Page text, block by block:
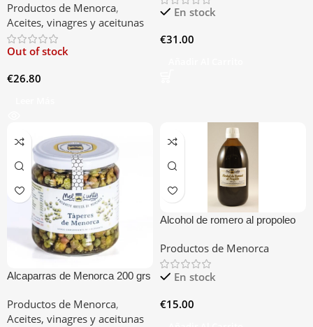
Productos de Menorca,
Aceites, vinagres y aceitunas
Out of stock
€26.80
En stock
€31.00
Alcaparras de Menorca 200 grs
Productos de Menorca,
Aceites, vinagres y aceitunas
Alcohol de romero al propoleo
Productos de Menorca
En stock
€15.00